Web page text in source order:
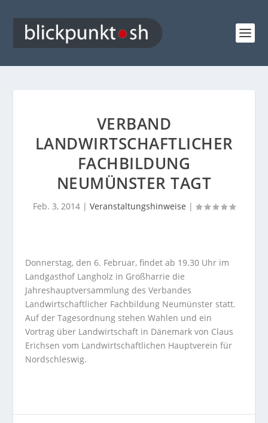
VERBAND
LANDWIRTSCHAFTLICHER
FACHBILDUNG
NEUMÜNSTER TAGT
Feb. 3, 2014 | Veranstaltungshinweise |
Donnerstag, den 6. Februar, findet ab 19.30 Uhr im
Landgasthof Langholz in Großharrie die
Jahreshauptversammlung des Verbandes
Landwirtschaftlicher Fachbildung Neumünster statt.
Auf der Tagesordnung stehen Wahlen und ein
Vortrag über Landwirtschaft in Dänemark von Claus
Erichsen vom Landwirtschaftlichen Hauptverein für
Nordschleswig.